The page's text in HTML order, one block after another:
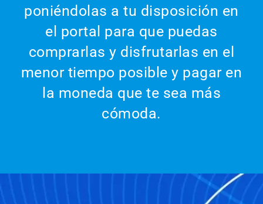
poniéndolas a tu disposición en
el portal para que puedas
comprarlas y disfrutarlas en el
menor tiempo posible y pagar en
la moneda que te sea más
cómoda.